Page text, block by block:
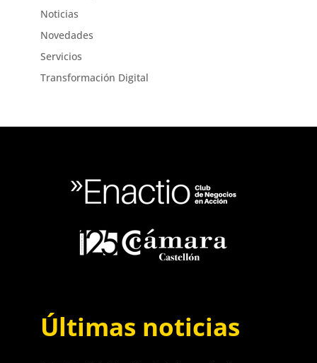
Noticias
Novedades
Servicios
Transformación Digital
Últimas noticias